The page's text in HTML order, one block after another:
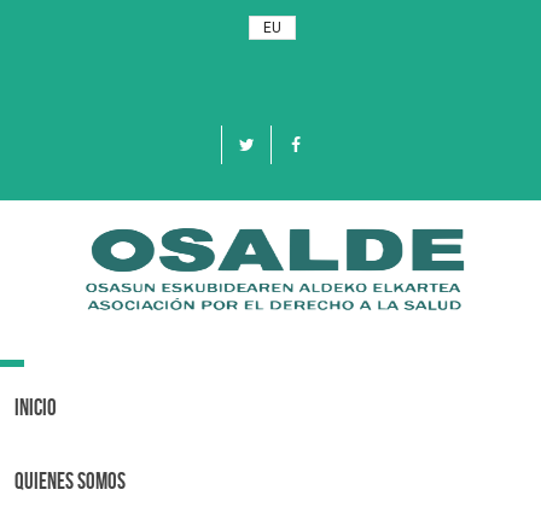
EU
Toggle
Inicio
Quienes Somos